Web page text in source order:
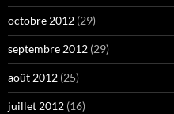
octobre 2012 (29)
septembre 2012 (29)
août 2012 (25)
juillet 2012 (16)